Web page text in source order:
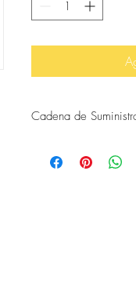
Cadena de
Acabados por Marina.